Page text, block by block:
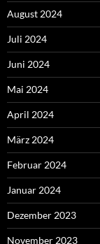
August 2024
Juli 2024
Juni 2024
Mai 2024
April 2024
März 2024
Februar 2024
Januar 2024
Dezember 2023
November 2023